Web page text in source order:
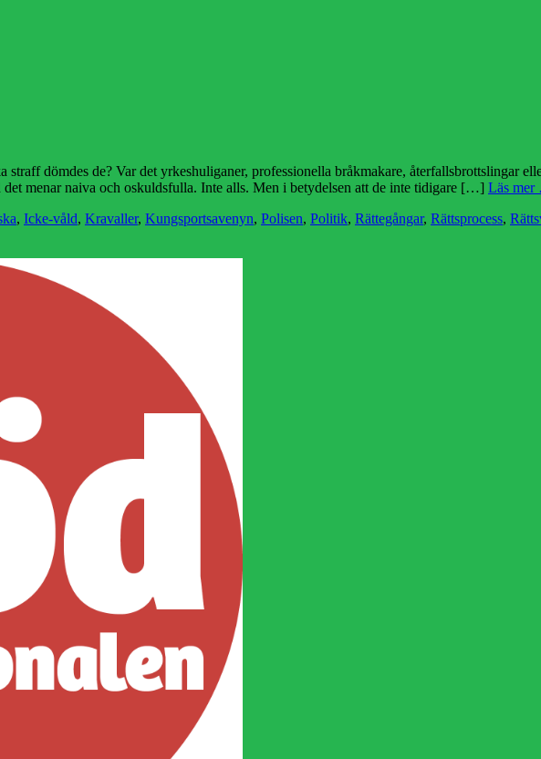
dömdes de? Var det yrkeshuliganer, professionella bråkmakare, återfallsbrottslingar
menar naiva och oskuldsfulla. Inte alls. Men i betydelsen att de inte tidigare […] Läs
, Icke-våld, Kravaller, Kungsportsavenyn, Polisen, Politik, Rättegångar, Rättsprocess,